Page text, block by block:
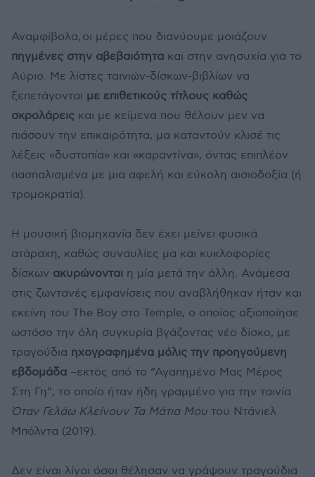
Αναμφίβολα, οι μέρες που διανύουμε μοιάζουν
πηγμένες στην αβεβαιότητα και στην ανησυχία για το
Αύριο. Με λίστες ταινιών-δίσκων-βιβλίων να
ξεπετάγονται με επιθετικούς τίτλους καθώς
σκρολάρεις και με κείμενα που θέλουν μεν να
πιάσουν την επικαιρότητα, μα καταντούν κλισέ τις
λέξεις «δυστοπία» και «καραντίνα», όντας επιπλέον
πασπαλισμένα με μια αφελή και εύκολη αισιοδοξία (ή
τρομοκρατία).
Η μουσική βιομηχανία δεν έχει μείνει φυσικά
ατάραχη, καθώς συναυλίες μα και κυκλοφορίες
δίσκων ακυρώνονται η μία μετά την άλλη. Ανάμεσα
στις ζωντανές εμφανίσεις που αναβλήθηκαν ήταν και
εκείνη του The Boy στο Temple, ο οποίος αξιοποίησε
ωστόσο την όλη συγκυρία βγάζοντας νέο δίσκο, με
τραγούδια ηχογραφημένα μόλις την προηγούμενη
εβδομάδα –εκτός από το “Αγαπημένο Μας Μέρος
Στη Γη”, το οποίο ήταν ήδη γραμμένο για την ταινία
Όταν Γελάω Κλείνουν Τα Μάτια Μου του Ντάνιελ
Μπόλντα (2019).
Δεν είναι λίγοι όσοι θέλησαν να γράψουν τραγούδια